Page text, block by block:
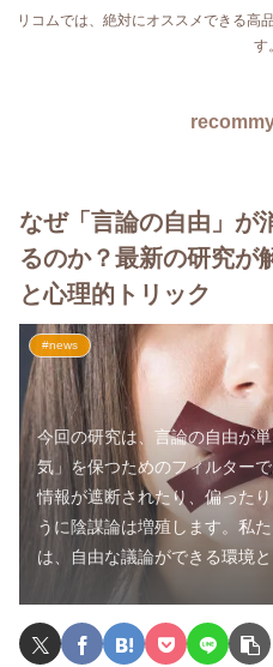
リコムでは、絶対にオススメできる高
す。
なぜ「言論の自由」が
るのか？最新の研究が
と心理的トリック
#news
今回の研究は、言論の自由が
気」を保つためのフィルター
情報が遮断されたり、偏った
うに陰謀論は増殖します。私
は、自由な議論ができる環境